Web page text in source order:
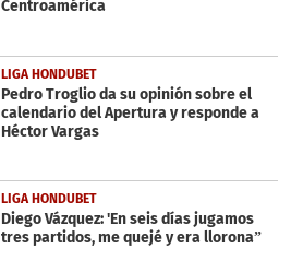
Centroamérica
LIGA HONDUBET
Pedro Troglio da su opinión sobre el
calendario del Apertura y responde a
Héctor Vargas
LIGA HONDUBET
Diego Vázquez: 'En seis días jugamos
tres partidos, me quejé y era llorona”